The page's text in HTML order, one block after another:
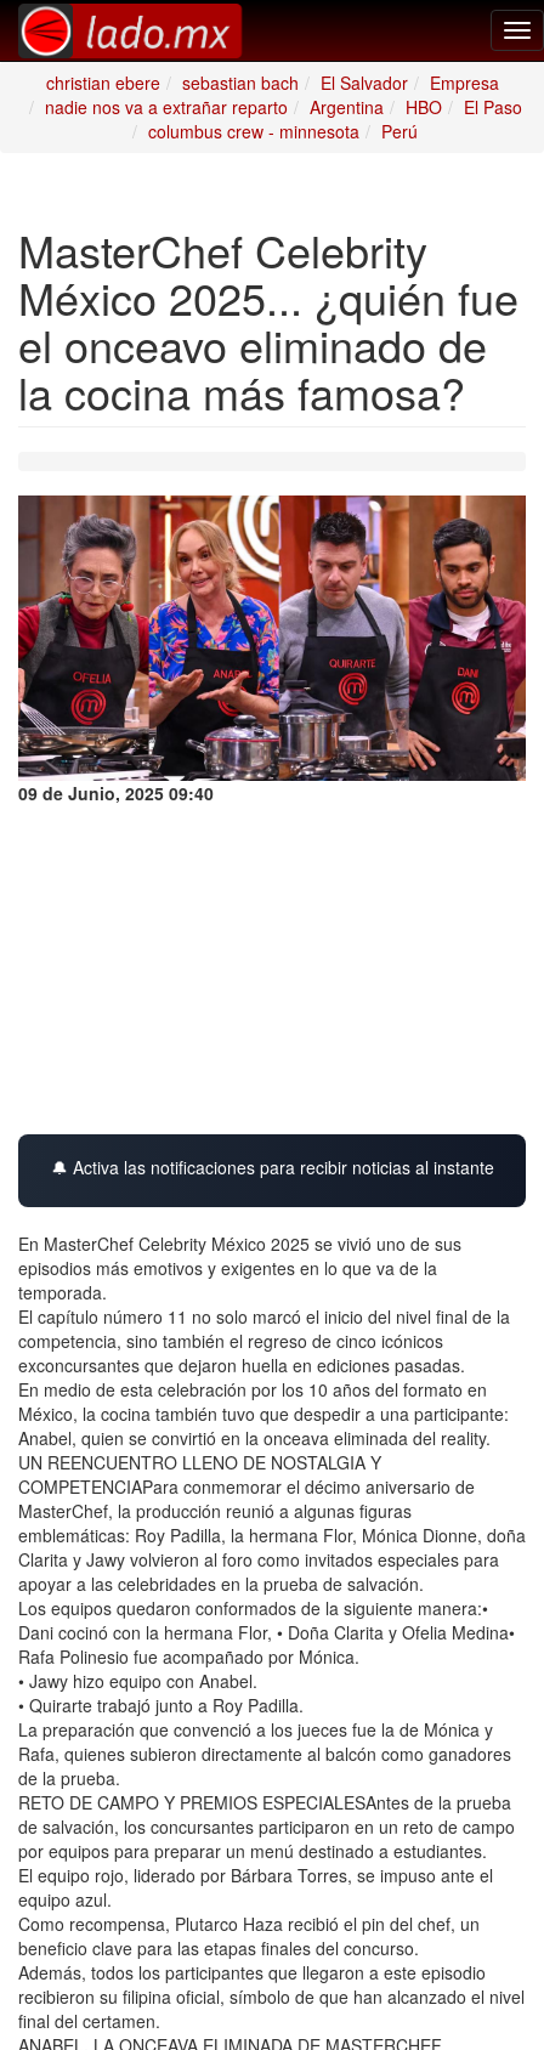
christian ebere
sebastian bach El Salvador
Empresa
nadie nos va a extrañar reparto
Argentina HBO
El Paso
columbus crew - minnesota
Perú
MasterChef Celebrity
México 2025... ¿quién fue
el onceavo eliminado de
la cocina más famosa?
09 de Junio, 2025 09:40
🔔 Activa las notificaciones para recibir noticias al instante
En MasterChef Celebrity México 2025 se vivió uno de sus
episodios más emotivos y exigentes en lo que va de la
temporada.
El capítulo número 11 no solo marcó el inicio del nivel final de la
competencia, sino también el regreso de cinco icónicos
exconcursantes que dejaron huella en ediciones pasadas.
En medio de esta celebración por los 10 años del formato en
México, la cocina también tuvo que despedir a una participante:
Anabel, quien se convirtió en la onceava eliminada del reality.
UN REENCUENTRO LLENO DE NOSTALGIA Y
COMPETENCIAPara conmemorar el décimo aniversario de
MasterChef, la producción reunió a algunas figuras
emblemáticas: Roy Padilla, la hermana Flor, Mónica Dionne, doña
Clarita y Jawy volvieron al foro como invitados especiales para
apoyar a las celebridades en la prueba de salvación.
Los equipos quedaron conformados de la siguiente manera:•
Dani cocinó con la hermana Flor, • Doña Clarita y Ofelia Medina•
Rafa Polinesio fue acompañado por Mónica.
• Jawy hizo equipo con Anabel.
• Quirarte trabajó junto a Roy Padilla.
La preparación que convenció a los jueces fue la de Mónica y
Rafa, quienes subieron directamente al balcón como ganadores
de la prueba.
RETO DE CAMPO Y PREMIOS ESPECIALESAntes de la prueba
de salvación, los concursantes participaron en un reto de campo
por equipos para preparar un menú destinado a estudiantes.
El equipo rojo, liderado por Bárbara Torres, se impuso ante el
equipo azul.
Como recompensa, Plutarco Haza recibió el pin del chef, un
beneficio clave para las etapas finales del concurso.
Además, todos los participantes que llegaron a este episodio
recibieron su filipina oficial, símbolo de que han alcanzado el nivel
final del certamen.